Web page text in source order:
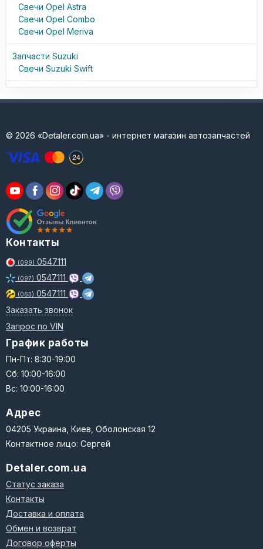
Свечи Opel Astra
Свечи Opel Combo
Свечи Opel Meriva
Запчасти Suzuki
Свечи Suzuki Swift
© 2026 «Detaler.com.ua» - интернет магазин автозапчастей
Контакты
(099) 0547111
(097) 0547111
(063) 0547111
Заказать звонок
Запрос по VIN
График работы
Пн-Пт: 8:30-19:00
Сб: 10:00-16:00
Вс: 10:00-16:00
Адрес
04205 Украина, Киев, Оболонская 12
Контактное лицо: Сергей
Detaler.com.ua
Статус заказа
Контакты
Доставка и оплата
Обмен и возврат
Договор оферты